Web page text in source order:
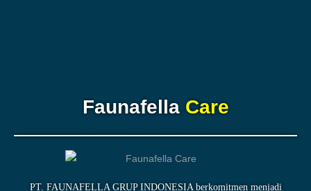
FaunafellaCare
PT. FAUNAFELLA GRUP INDONESIA berkomitmen menjadi